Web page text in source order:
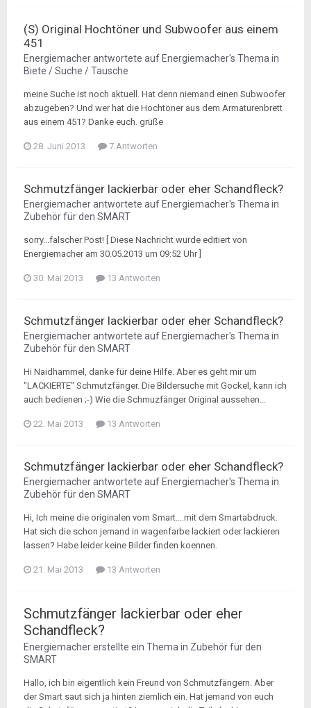
(S) Original Hochtöner und Subwoofer aus einem
451
Energiemacherantwortete auf Energiemacher's Thema in
Biete / Suche / Tausche
meine Suche ist noch aktuell. Hat denn niemand einen Subwoofer
abzugeben? Und wer hat die Hochtöner aus dem Armaturenbrett
aus einem 451? Danke euch. grüße
28. Juni 2013 7 Antworten
Schmutzfänger lackierbar oder eher Schandfleck?
Energiemacherantwortete auf Energiemacher's Thema in
Zubehör für den SMART
sorry...falscher Post! [ Diese Nachricht wurde editiert von
Energiemacher am 30.05.2013 um 09:52 Uhr ]
30. Mai 2013 13 Antworten
Schmutzfänger lackierbar oder eher Schandfleck?
Energiemacherantwortete auf Energiemacher's Thema in
Zubehör für den SMART
Hi Naidhammel, danke für deine Hilfe. Aber es geht mir um
"LACKIERTE" Schmutzfänger. Die Bildersuche mit Gockel, kann ich
auch bedienen ;-) Wie die Schmuzfänger Original aussehen...
22. Mai 2013 13 Antworten
Schmutzfänger lackierbar oder eher Schandfleck?
Energiemacherantwortete auf Energiemacher's Thema in
Zubehör für den SMART
Hi, Ich meine die originalen vom Smart....mit dem Smartabdruck.
Hat sich die schon jemand in wagenfarbe lackiert oder lackieren
lassen? Habe leider keine Bilder finden koennen.
21. Mai 2013 13 Antworten
Schmutzfänger lackierbar oder eher
Schandfleck?
Energiemachererstellte ein Thema in Zubehör für den
SMART
Hallo, ich bin eigentlich kein Freund von Schmutzfängern. Aber
der Smart saut sich ja hinten ziemlich ein. Hat jemand von euch